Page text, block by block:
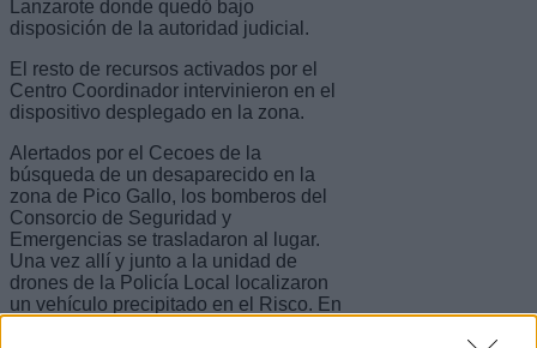
Lanzarote donde quedó bajo
disposición de la autoridad judicial.
El resto de recursos activados por el
Centro Coordinador intervinieron en el
dispositivo desplegado en la zona.
Alertados por el Cecoes de la
búsqueda de un desaparecido en la
zona de Pico Gallo, los bomberos del
Consorcio de Seguridad y
Emergencias se trasladaron al lugar.
Una vez allí y junto a la unidad de
drones de la Policía Local localizaron
un vehículo precipitado en el Risco. En